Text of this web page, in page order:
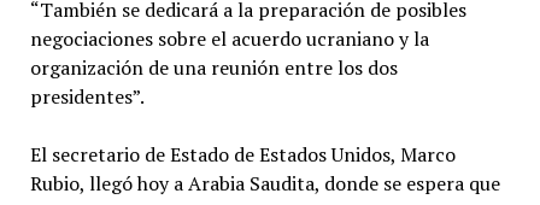
“También se dedicará a la preparación de posibles
negociaciones sobre el acuerdo ucraniano y la
organización de una reunión entre los dos
presidentes”.
El secretario de Estado de Estados Unidos, Marco
Rubio, llegó hoy a Arabia Saudita, donde se espera que